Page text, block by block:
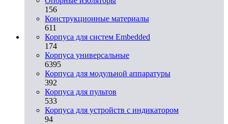
156
Конструкционные материалы
611
Корпуса для систем Embedded
174
Корпуса универсальные
6395
Корпуса для модульной аппаратуры
392
Корпуса для пультов
533
Корпуса для устройств с индикатором
94